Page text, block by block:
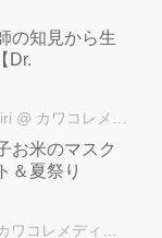
の知見から生
Dr.
@ カワコレメディア編集部
お米のマスク
＆夏祭り
コレメディア編集部